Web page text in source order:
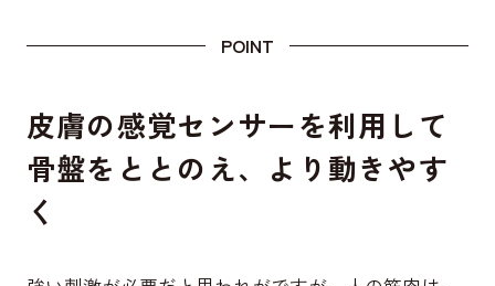
POINT
皮膚の感覚センサーを利用して
骨盤をととのえ、より動きやす
く